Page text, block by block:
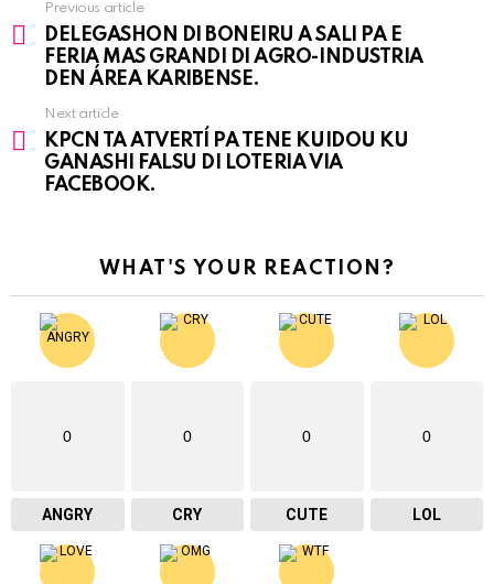
See
more
Previous article
DELEGASHON DI BONEIRU A SALI PA E
FERIA MAS GRANDI DI AGRO-INDUSTRIA
DEN ÁREA KARIBENSE.
Next article
KPCN TA ATVERTÍ PA TENE KUIDOU KU
GANASHI FALSU DI LOTERIA VIA
FACEBOOK.
WHAT'S YOUR REACTION?
0
ANGRY
0
CRY
0
CUTE
0
LOL